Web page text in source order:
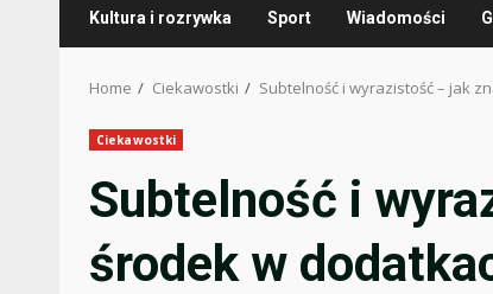
Kultura i rozrywka Sport Wiadomości
Home Ciekawostki Subtelność i wyrazistość – jak
Ciekawostki
Subtelność i
środek w